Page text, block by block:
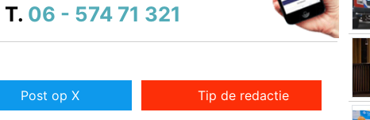
T. 06 - 574 71 321
Post op X Tip de redactie